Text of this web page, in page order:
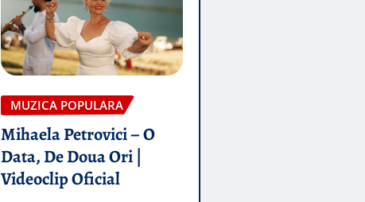
MUZICA POPULARA
Mihaela Petrovici – O
Data, De Doua Ori |
Videoclip Oficial